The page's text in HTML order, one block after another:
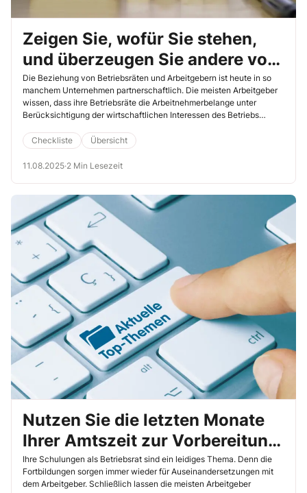
Zeigen Sie, wofür Sie stehen,
und überzeugen Sie andere von
sich
Die Beziehung von Betriebsräten und Arbeitgebern ist heute in so
manchem Unternehmen partnerschaftlich. Die meisten Arbeitgeber
wissen, dass ihre Betriebsräte die Arbeitnehmerbelange unter
Berücksichtigung der wirtschaftlichen Interessen des Betriebs
Arbeitgebern und Betriebsräten immer wieder zu
Auseinandersetzungen. In solchen Zeiten verbinden die Arbeitgeber
mit Ihnen als Betriebsrat oft nichts Positives. Sie behandeln Sie
nicht mehr von Ihrer Kompetenz überzeugt sind, können Sie als
Betriebsrat Ihre Akzeptanz unter Umständen durch ein gezieltes
Selbstmarketing erhöhen.
Checkliste Übersicht
11.08.2025·2 Min Lesezeit
Nutzen Sie die letzten Monate
Ihrer Amtszeit zur Vorbereitung
der Wahlen
Ihre Schulungen als Betriebsrat sind ein leidiges Thema. Denn die
Fortbildungen sorgen immer wieder für Auseinandersetzungen mit
dem Arbeitgeber. Schließlich lassen die meisten Arbeitgeber